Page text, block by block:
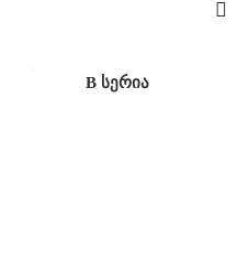
B სერია